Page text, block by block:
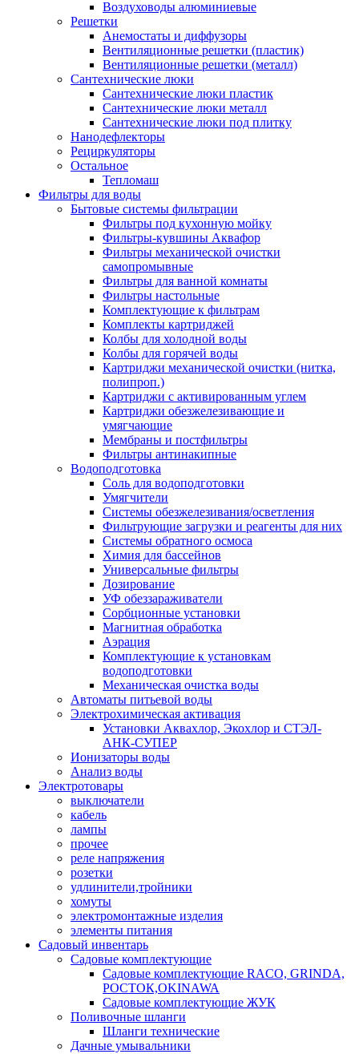
Воздуховоды алюминиевые
Решетки
Анемостаты и диффузоры
Вентиляционные решетки (пластик)
Вентиляционные решетки (металл)
Сантехнические люки
Сантехнические люки пластик
Сантехнические люки металл
Сантехнические люки под плитку
Нанодефлекторы
Рециркуляторы
Остальное
Тепломаш
Фильтры для воды
Бытовые системы фильтрации
Фильтры под кухонную мойку
Фильтры-кувшины Аквафор
Фильтры механической очистки
самопромывные
Фильтры для ванной комнаты
Фильтры настольные
Комплектующие к фильтрам
Комплекты картриджей
Колбы для холодной воды
Колбы для горячей воды
Картриджи механической очистки (нитка,
полипроп.)
Картриджи с активированным углем
Картриджи обезжелезивающие и
умягчающие
Мембраны и постфильтры
Фильтры антинакипные
Водоподготовка
Соль для водоподготовки
Умягчители
Системы обезжелезивания/осветления
Фильтрующие загрузки и реагенты для них
Системы обратного осмоса
Химия для бассейнов
Универсальные фильтры
Дозирование
УФ обеззараживатели
Сорбционные установки
Магнитная обработка
Аэрация
Комплектующие к установкам
водоподготовки
Механическая очистка воды
Автоматы питьевой воды
Электрохимическая активация
Установки Аквахлор, Экохлор и СТЭЛ-
АНК-СУПЕР
Ионизаторы воды
Анализ воды
Электротовары
выключатели
кабель
лампы
прочее
реле напряжения
розетки
удлинители,тройники
хомуты
электромонтажные изделия
элементы питания
Садовый инвентарь
Садовые комплектующие
Садовые комплектующие RACO, GRINDA,
РОСТОК,OKINAWA
Садовые комплектующие ЖУК
Поливочные шланги
Шланги технические
Дачные умывальники